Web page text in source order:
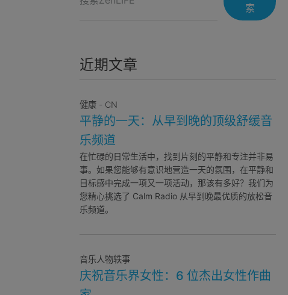
索
近期文章
健康 - CN
平静的一天：从早到晚的顶级舒缓音
乐频道
在忙碌的日常生活中，找到片刻的平静和专注并非易
事。如果您能够有意识地营造一天的氛围，在平静和
目标感中完成一项又一项活动，那该有多好？我们为
您精心挑选了 Calm Radio 从早到晚最优质的放松音
乐频道。
音乐人物轶事
庆祝音乐界女性：6 位杰出女性作曲